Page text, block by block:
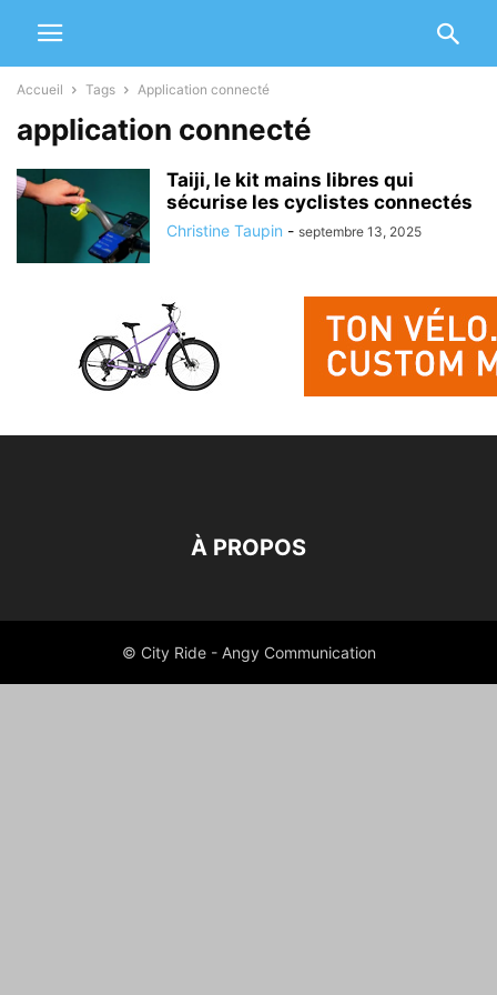
Accueil Tags Application connecté
application connecté
Taiji, le kit mains libres qui
sécurise les cyclistes connectés
Christine Taupin - septembre 13, 2025
À PROPOS
© City Ride - Angy Communication